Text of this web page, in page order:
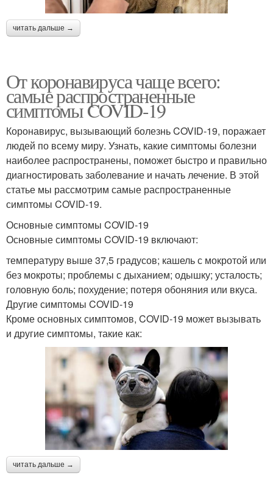
читать дальше →
От коронавируса чаще всего:
самые распространенные
симптомы COVID-19
Коронавирус, вызывающий болезнь COVID-19, поражает
людей по всему миру. Узнать, какие симптомы болезни
наиболее распространены, поможет быстро и правильно
диагностировать заболевание и начать лечение. В этой
статье мы рассмотрим самые распространенные
симптомы COVID-19.
Основные симптомы COVID-19
Основные симптомы COVID-19 включают:
температуру выше 37,5 градусов; кашель с мокротой или
без мокроты; проблемы с дыханием; одышку; усталость;
головную боль; похудение; потеря обоняния или вкуса.
Другие симптомы COVID-19
Кроме основных симптомов, COVID-19 может вызывать
и другие симптомы, такие как:
читать дальше →